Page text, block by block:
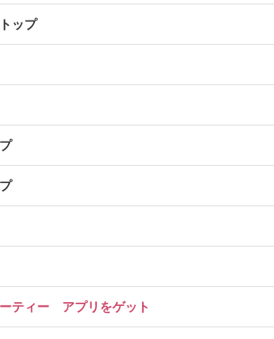
ップ
ティー アプリをゲット